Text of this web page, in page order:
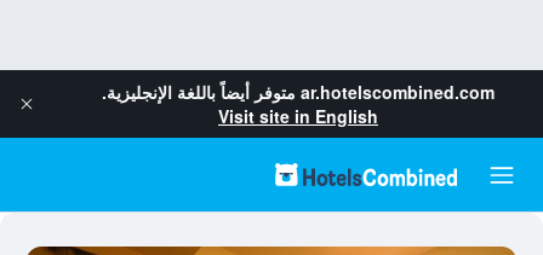
ar.hotelscombined.com متوفر أيضاً باللغة الإنجليزية.
Visit site in English